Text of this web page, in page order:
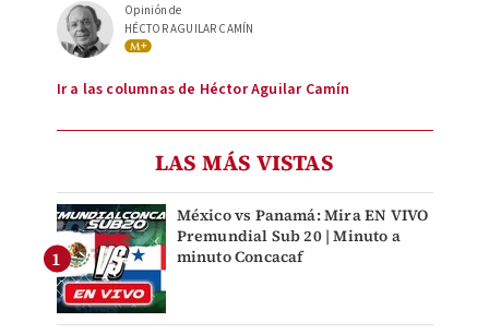
Opinión de
HÉCTOR AGUILAR CAMÍN
Ir a las columnas de Héctor Aguilar Camín
LAS MÁS VISTAS
México vs Panamá: Mira EN VIVO
Premundial Sub 20 | Minuto a
minuto Concacaf